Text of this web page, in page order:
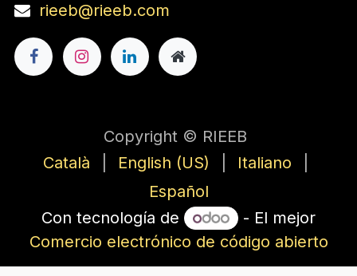
rieeb@rieeb.com
Copyright © RIEEB
Català
English (US) Italiano
Español
Con tecnología de
- El mejor
Comercio electrónico de código abierto